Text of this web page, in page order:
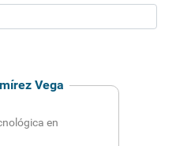
Vega
en